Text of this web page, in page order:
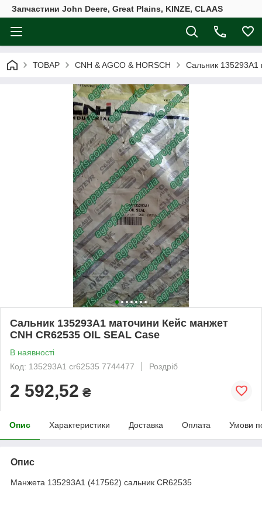
Запчастини John Deere, Great Plains, KINZE, CLAAS
ТОВАР CNH & AGCO & HORSCH Сальник 135293A1
Сальник 135293A1 маточини Кейс манжет
CNH CR62535 OIL SEAL Case
В наявності
Код: 135293А1 cr62535 7744477
Роздріб
2 592,52 ₴
Опис Характеристики Доставка Оплата Умови
Опис
Манжета 135293A1 (417562) сальник CR62535